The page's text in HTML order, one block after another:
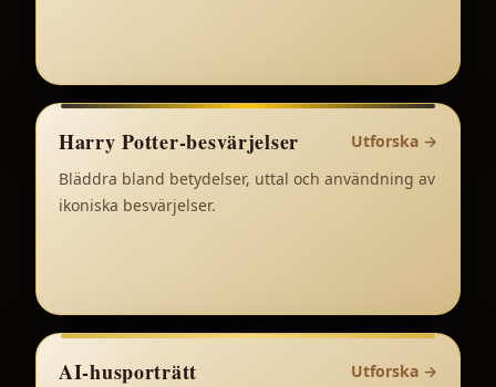
Harry Potter-besvärjelser Utforska →
Bläddra bland betydelser, uttal och användning av
ikoniska besvärjelser.
AI-husporträtt Utforska →